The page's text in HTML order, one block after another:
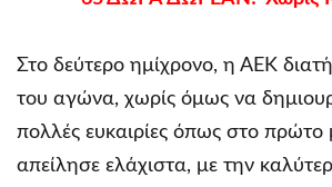
Στο δεύτερο ημίχρονο, η ΑΕΚ
του αγώνα, χωρίς όμως να
πολλές ευκαιρίες όπως στο πρώτο
απείλησε ελάχιστα, με την